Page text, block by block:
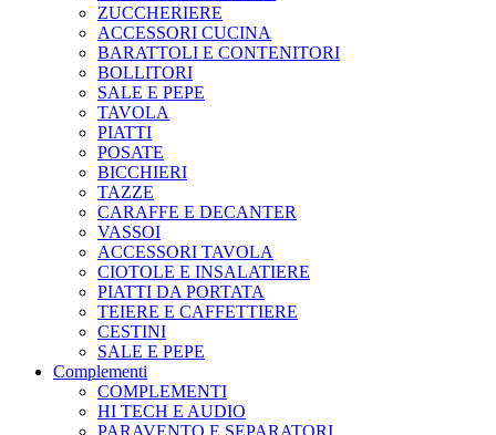
ZUCCHERIERE
ACCESSORI CUCINA
BARATTOLI E CONTENITORI
BOLLITORI
SALE E PEPE
TAVOLA
PIATTI
POSATE
BICCHIERI
TAZZE
CARAFFE E DECANTER
VASSOI
ACCESSORI TAVOLA
CIOTOLE E INSALATIERE
PIATTI DA PORTATA
TEIERE E CAFFETTIERE
CESTINI
SALE E PEPE
Complementi
COMPLEMENTI
HI TECH E AUDIO
PARAVENTO E SEPARATORI